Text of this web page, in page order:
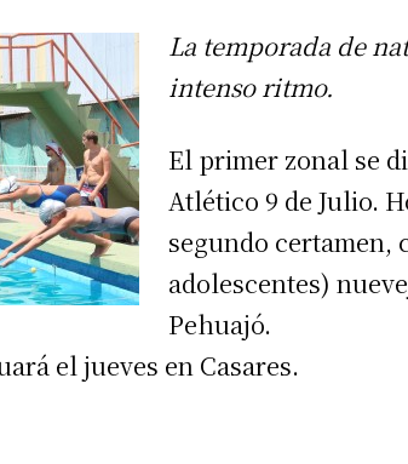
La temporada de
intenso ritmo.
El primer zonal se
Atlético 9 de Julio.
segundo certamen,
adolescentes)
Pehuajó.
el jueves en Casares.